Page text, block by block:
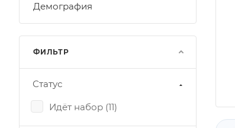
Демография
ФИЛЬТР
Статус
Идёт набор (11)